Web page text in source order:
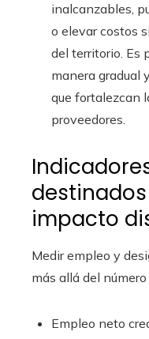
inalcanzables,
o elevar costos
del territorio. Es
manera gradual
que fortalezcan
proveedores.
impacto
Medir empleo y
más allá del
Empleo neto